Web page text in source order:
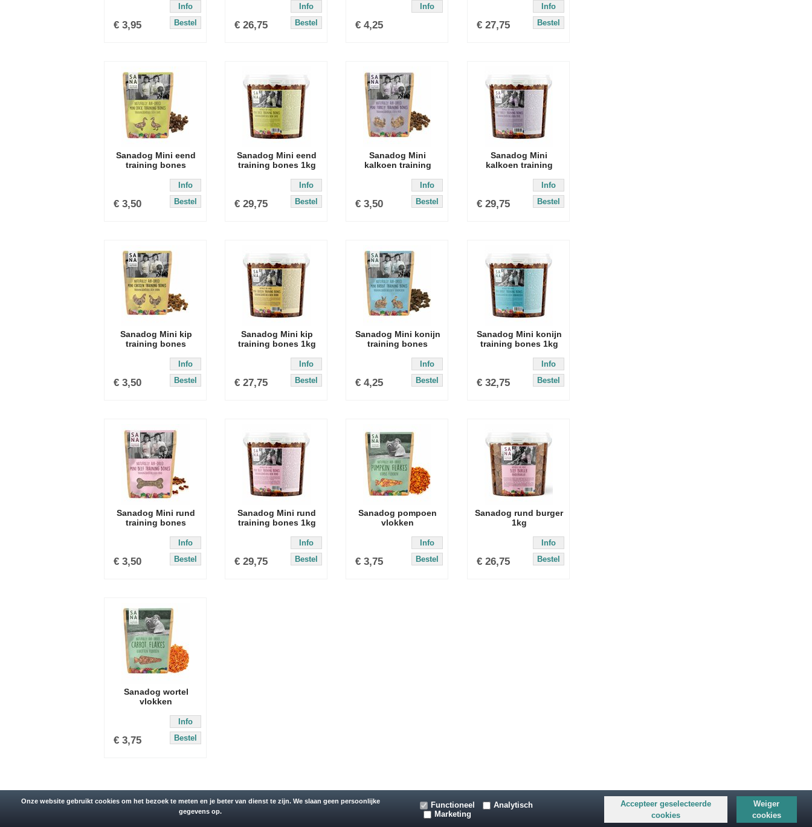
€ 3,95
Info
Bestel
€ 26,75
Info
Bestel
€ 4,25
Info
€ 27,75
Info
Bestel
Sanadog Mini eend
training bones
€ 3,50
Info
Bestel
Sanadog Mini eend
training bones 1kg
€ 29,75
Info
Bestel
Sanadog Mini
kalkoen training
€ 3,50
Info
Bestel
Sanadog Mini
kalkoen training
€ 29,75
Info
Bestel
Sanadog Mini kip
training bones
€ 3,50
Info
Bestel
Sanadog Mini kip
training bones 1kg
€ 27,75
Info
Bestel
Sanadog Mini konijn
training bones
€ 4,25
Info
Bestel
Sanadog Mini konijn
training bones 1kg
€ 32,75
Info
Bestel
Sanadog Mini rund
training bones
€ 3,50
Info
Bestel
Sanadog Mini rund
training bones 1kg
€ 29,75
Info
Bestel
Sanadog pompoen
vlokken
€ 3,75
Info
Bestel
Sanadog rund burger
1kg
€ 26,75
Info
Bestel
Sanadog wortel
vlokken
€ 3,75
Info
Bestel
Onze website gebruikt cookies om het bezoek te meten en je beter van dienst te zijn. We slaan geen persoonlijke
gegevens op.
Functioneel
Analytisch
Marketing
Accepteer geselecteerde
cookies
Weiger
cookies